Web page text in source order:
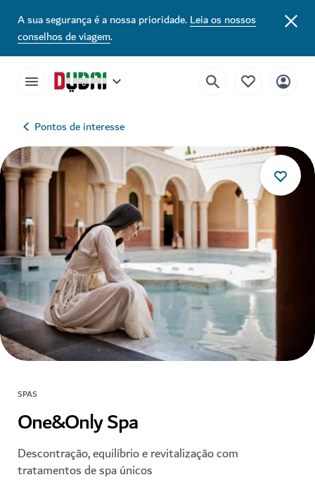
A sua segurança é a nossa prioridade.Leia os nossos
conselhos de viagem.
Pontos de interesse
SPAS
One&Only Spa
Descontração, equilíbrio e revitalização com
tratamentos de spa únicos